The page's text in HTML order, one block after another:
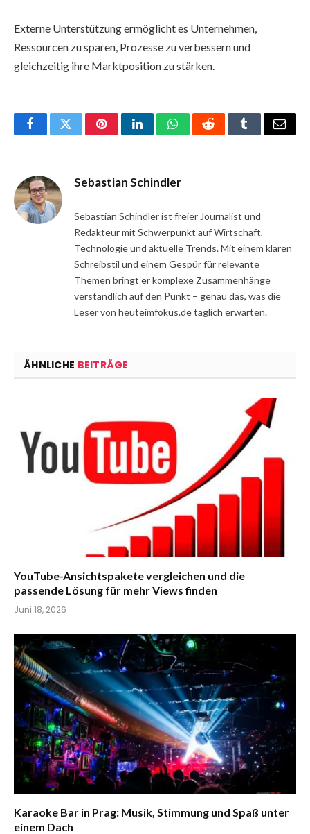
Externe Unterstützung ermöglicht es Unternehmen,
Ressourcen zu sparen, Prozesse zu verbessern und
gleichzeitig ihre Marktposition zu stärken.
FacebookTwitterPinterestLinkedInWhatsAppRedditTumblrEmail
Sebastian Schindler
Sebastian Schindler ist freier Journalist und
Redakteur mit Schwerpunkt auf Wirtschaft,
Technologie und aktuelle Trends. Mit einem klaren
Schreibstil und einem Gespür für relevante
Themen bringt er komplexe Zusammenhänge
verständlich auf den Punkt – genau das, was die
Leser von heuteimfokus.de täglich erwarten.
ÄHNLICHE BEITRÄGE
YouTube-Ansichtspakete vergleichen und die
passende Lösung für mehr Views finden
Juni 18, 2026
Karaoke Bar in Prag: Musik, Stimmung und Spaß unter
einem Dach